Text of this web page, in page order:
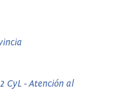
CyL - Atención al